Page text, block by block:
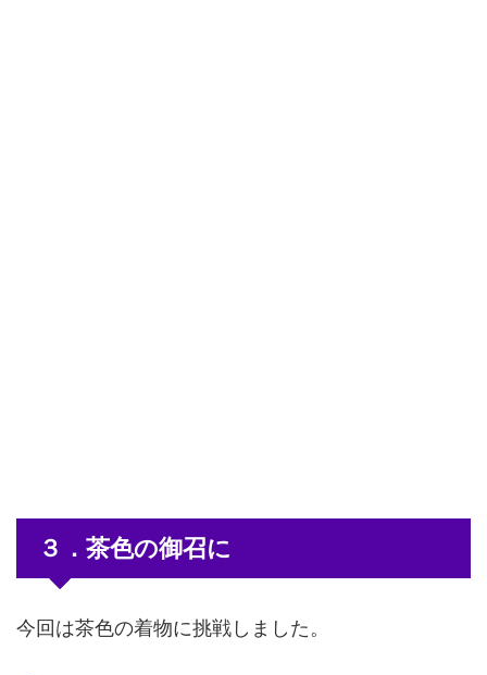
３．茶色の御召に
今回は茶色の着物に挑戦しました。